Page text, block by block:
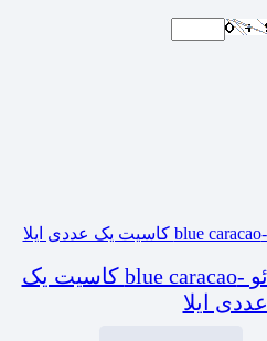
سیروپ بلوکاراسائو -blue caracao کاسیت یک
عددی ایلا